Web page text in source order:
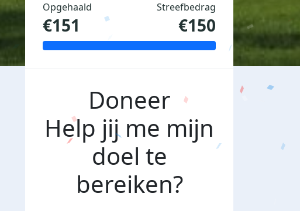
Opgehaald
€151
Streefbedrag
€150
Doneer
Help jij me mijn
doel te
bereiken?